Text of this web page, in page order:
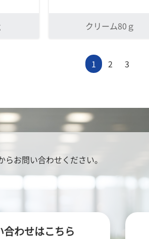
クリーム80ｇ
1 2 3
らお問い合わせください。
合わせはこちら